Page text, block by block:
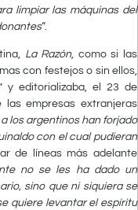
limpiar las máquinas del
“.
La Razón, como si las
con festejos o sin ellos,
y editorializaba, el 23 de
las empresas extranjeras
los argentinos han forjado
con el cual pudieran
de líneas más adelante
no se les ha dado un
sino que ni siquiera se
quiere levantar el espíritu